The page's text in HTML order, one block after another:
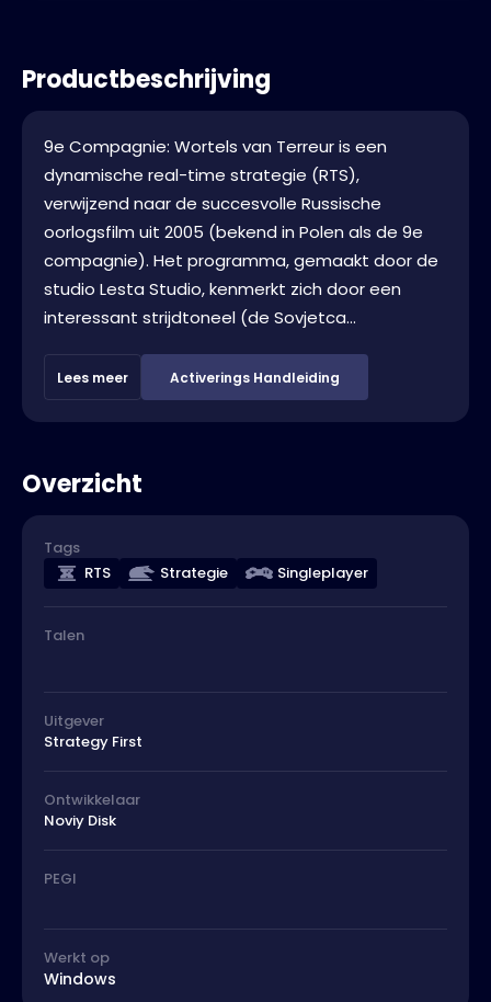
Productbeschrijving
9e Compagnie: Wortels van Terreur is een
dynamische real-time strategie (RTS),
verwijzend naar de succesvolle Russische
oorlogsfilm uit 2005 (bekend in Polen als de 9e
compagnie). Het programma, gemaakt door de
studio Lesta Studio, kenmerkt zich door een
interessant strijdtoneel (de Sovjetca...
Lees meer Activerings Handleiding
Overzicht
Tags
RTS
Strategie Singleplayer
Talen
Uitgever
Strategy First
Ontwikkelaar
Noviy Disk
PEGI
Werkt op
Windows